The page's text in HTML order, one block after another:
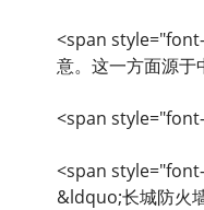
<span
意。这一方面源
<span
<span
&ldquo;长城防火